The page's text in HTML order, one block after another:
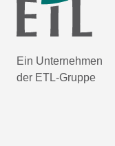
Ein Unternehmen
der ETL-Gruppe